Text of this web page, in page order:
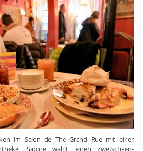
im Salon de The Grand Rue mit einer
Sabine wählt einen Zwetschgen-